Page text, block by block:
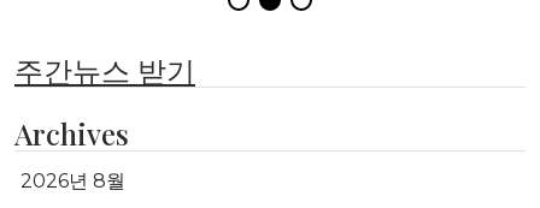
주간뉴스 받기
Archives
2026년 8월